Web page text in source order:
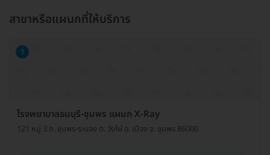
สาขาหรือแผนกที่ให้บริการ
1
โรงพยาบาลธนบุรี-ชุมพร แผนก X-Ray
121 หมู่ 3 ถ. ชุมพร-ระนอง ต. วังไผ่ อ. เมือง จ. ชุมพร 86000